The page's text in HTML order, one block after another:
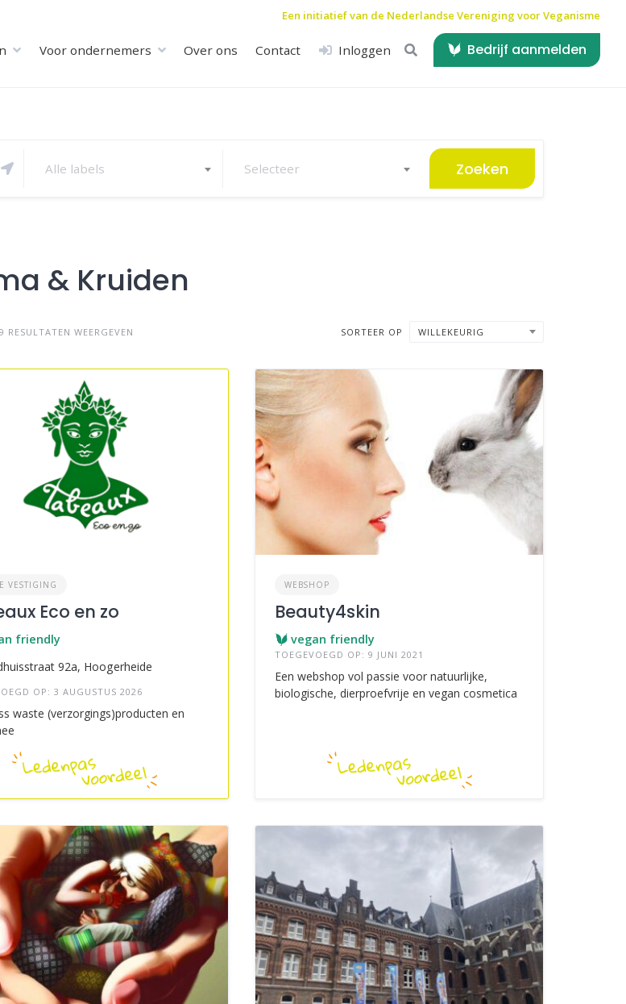
Een initiatief van de Nederlandse Vereniging voor Veganisme
Voor ondernemers Over ons Contact Inloggen Bedrijf aanmelden
Alle labels Selecteer Zoeken
& Kruiden
RESULTATEN WEERGEVEN SORTEER OP WILLEKEURIG
VESTIGING
Eco en zo
friendly
92a, Hoogerheide
OP: 3 AUGUSTUS 2026
waste (verzorgings)producten en
WEBSHOP
Beauty4skin
vegan friendly
TOEGEVOEGD OP: 9 JUNI 2021
Een webshop vol passie voor natuurlijke,
biologische, dierproefvrije en vegan cosmetica